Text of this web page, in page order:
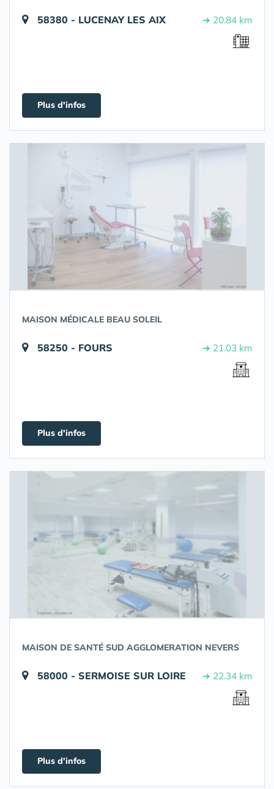
58380 - LUCENAY LES AIX ➔ 20.84 km
Plus d'infos
MAISON MÉDICALE BEAU SOLEIL
58250 - FOURS ➔ 21.03 km
Plus d'infos
MAISON DE SANTÉ SUD AGGLOMERATION NEVERS
58000 - SERMOISE SUR LOIRE ➔ 22.34 km
Plus d'infos